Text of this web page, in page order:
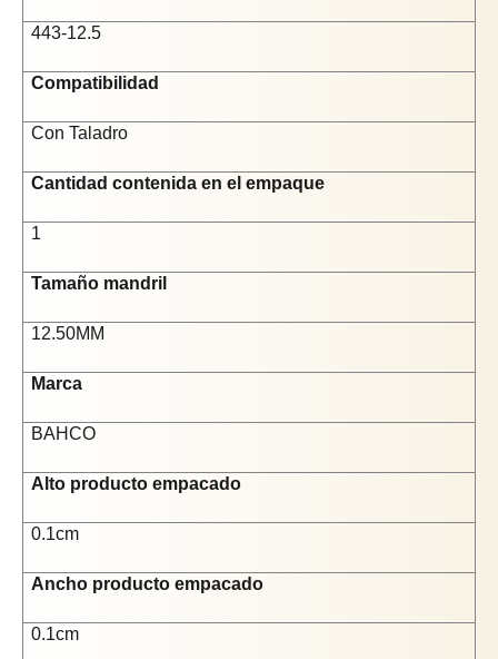
443-12.5
Compatibilidad
Con Taladro
Cantidad contenida en el empaque
1
Tamaño mandril
12.50MM
Marca
BAHCO
Alto producto empacado
0.1cm
Ancho producto empacado
0.1cm